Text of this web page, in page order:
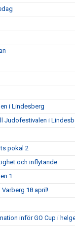
i Lindesberg
Judofestivalen i
pokal 2
och inflytande
1
18 april!
inför GO Cup i